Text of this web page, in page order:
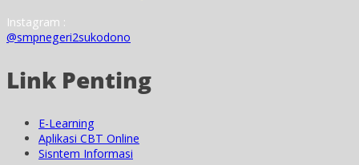
Instagram :
@smpnegeri2sukodono
Link Penting
E-Learning
Aplikasi CBT Online
Sisntem Informasi